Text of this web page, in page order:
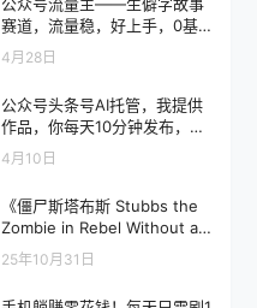
赛道，流量稳，好上手，0基
础小白也能10分钟一篇
4月28日
公众号头条号AI托管，我提供
作品，你每天10分钟发布，月
入3k+长期可做【揭秘】
4月10日
《僵尸斯塔布斯 Stubbs the
Zombie in Rebel Without a
Pulse》Switch中文版NSP下
载 – 含1.0.3补丁
25年10月31日